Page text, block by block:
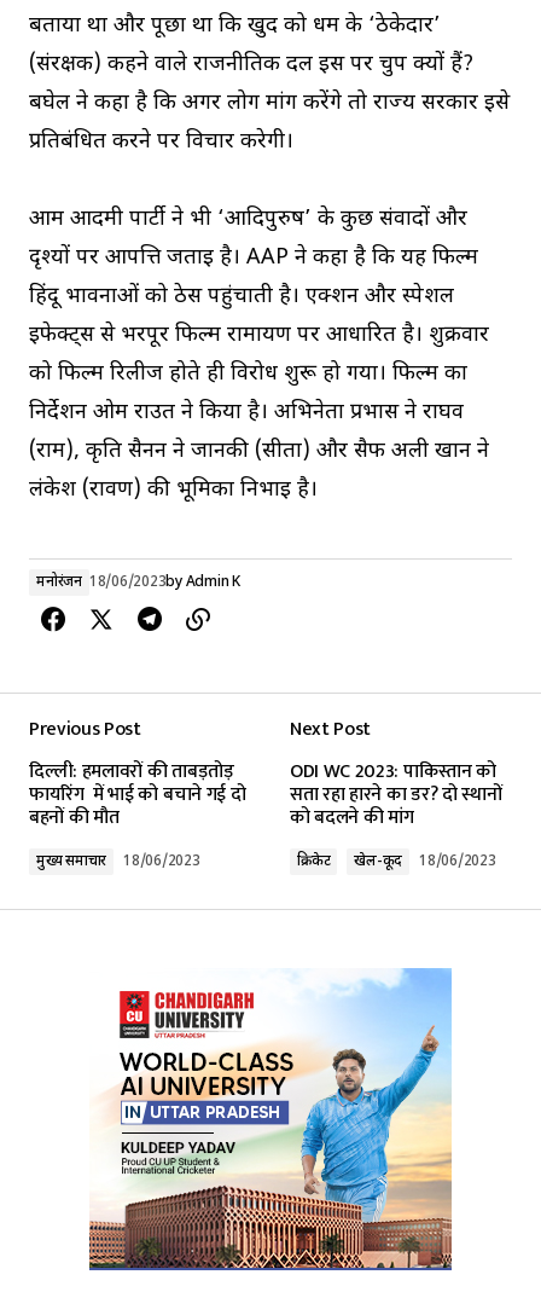
बताया था और पूछा था कि खुद को धर्म के ‘ठेकेदार’
(संरक्षक) कहने वाले राजनीतिक दल इस पर चुप क्यों हैं?
बघेल ने कहा है कि अगर लोग मांग करेंगे तो राज्य सरकार इसे
प्रतिबंधित करने पर विचार करेगी।
आम आदमी पार्टी ने भी ‘आदिपुरुष’ के कुछ संवादों और
दृश्यों पर आपत्ति जताई है। AAP ने कहा है कि यह फिल्म
हिंदू भावनाओं को ठेस पहुंचाती है। एक्शन और स्पेशल
इफेक्ट्स से भरपूर फिल्म रामायण पर आधारित है। शुक्रवार
को फिल्म रिलीज होते ही विरोध शुरू हो गया। फिल्म का
निर्देशन ओम राउत ने किया है। अभिनेता प्रभास ने राघव
(राम), कृति सैनन ने जानकी (सीता) और सैफ अली खान ने
लंकेश (रावण) की भूमिका निभाई है।
मनोरंजन 18/06/2023byAdmin K
Previous Post
दिल्ली: हमलावरों की ताबड़तोड़
फायरिंग में भाई को बचाने गई दो
बहनों की मौत
मुख्य समाचार 18/06/2023
Next Post
ODI WC 2023: पाकिस्तान को
सता रहा हारने का डर? दो स्थानों
को बदलने की मांग
क्रिकेट खेल-कूद 18/06/2023